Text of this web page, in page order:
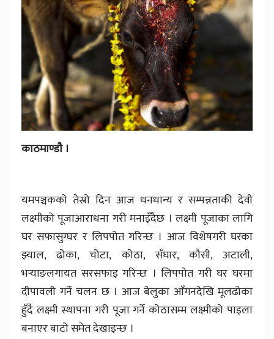
काठमाण्डाै ।
यमपञ्चकको तेस्रो दिन आज धनधान्य र सम्पन्नताकी देवी
लक्ष्मीको पूजाआराधना गरी मनाइँदैछ । लक्ष्मी पूजाका लागि
घर सफासुग्घर र लिपपोत गरिन्छ । आज विशेषगरी घरका
झ्याल, ढोका, चोटा, कोठा, सँघार, कौसी, अटाली,
भर्‍याङलगायत सरसफाइ गरिन्छ । लिपपोत गरी घर घरमा
दीपावली गर्ने चलन छ । आज बेलुका आँगनदेखि मूलढोका
हुँदै लक्ष्मी स्थापना गरी पूजा गर्ने कोठासम्म लक्ष्मीको पाइला
बनाएर बाटो समेत देखाइन्छ ।